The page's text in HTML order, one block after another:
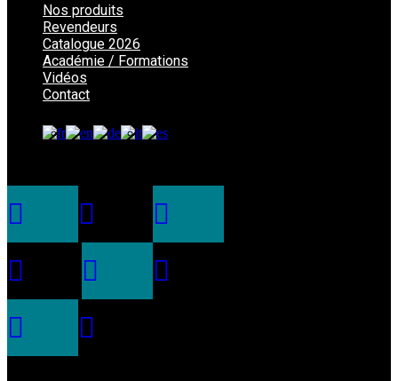
Nos produits
Revendeurs
Catalogue 2026
Académie / Formations
Vidéos
Contact